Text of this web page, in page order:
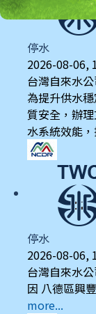
停水
2026-08-06,
台灣自來水
為提升供水
質安全，辦
水系統效能
停水
2026-08-06,
台灣自來水
因 八德區興
more...